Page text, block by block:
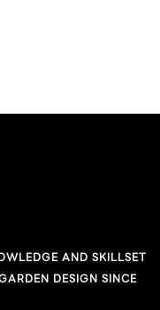
านก็เป็นถือเป็นการ
ล์นั้นควรเป็นบ้านที่มี
ะใช้อุปกรณ์ไฟฟ้าที่ใช้
บครัวใหญ่ บ้านที่มีผู้
งเป็นอัตราการใช้ไฟ
ว่าพฤติกรรมการใช้
AND SKILLSET
DESIGN SINCE